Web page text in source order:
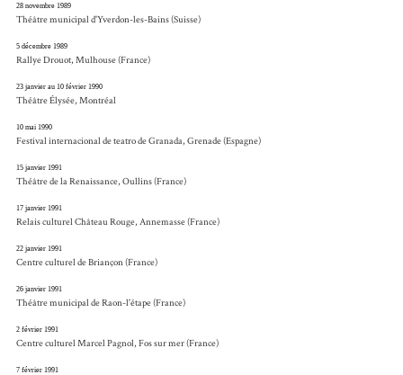
28 novembre 1989
Théâtre municipal d'Yverdon-les-Bains (Suisse)
5 décembre 1989
Rallye Drouot, Mulhouse (France)
23 janvier au 10 février 1990
Théâtre Élysée, Montréal
10 mai 1990
Festival internacional de teatro de Granada, Grenade (Espagne)
15 janvier 1991
Théâtre de la Renaissance, Oullins (France)
17 janvier 1991
Relais culturel Château Rouge, Annemasse (France)
22 janvier 1991
Centre culturel de Briançon (France)
26 janvier 1991
Théâtre municipal de Raon-l'étape (France)
2 février 1991
Centre culturel Marcel Pagnol, Fos sur mer (France)
7 février 1991